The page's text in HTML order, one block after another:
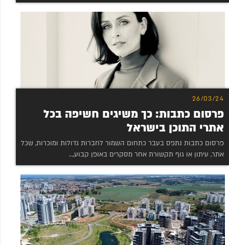
26/03/24
פרסום כתבות: כך משיגים חשיפה בכל
אתרי התוכן בישראל
פרסום כתבות נתפס בעבר כתחום השמור לחברות גדולות ומוכרות, שכל
אתר, עיתון או גוף תקשורת אחר מסקרים באופן קבוע,…